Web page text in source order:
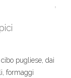
pugliese, dai
formaggi